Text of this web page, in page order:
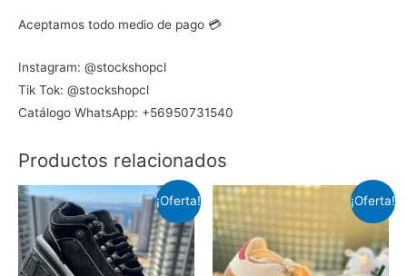
Aceptamos todo medio de pago 💳
Instagram: @stockshopcl
Tik Tok: @stockshopcl
Catálogo WhatsApp: +56950731540
Productos relacionados
¡Oferta! ¡Oferta!